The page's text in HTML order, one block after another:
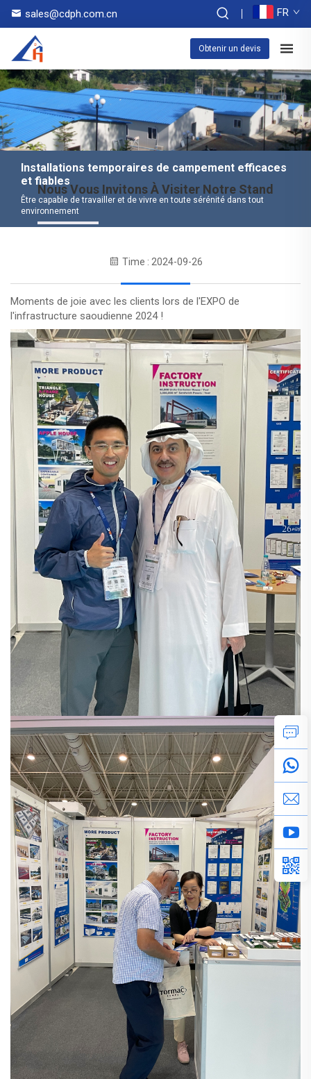
sales@cdph.com.cn FR
Obtenir un devis
Installations temporaires de campement efficaces
et fiables
Être capable de travailler et de vivre en toute sérénité dans tout
environnement
Nous Vous Invitons À Visiter Notre Stand
Time : 2024-09-26
Moments de joie avec les clients lors de l'EXPO de
l'infrastructure saoudienne 2024 !